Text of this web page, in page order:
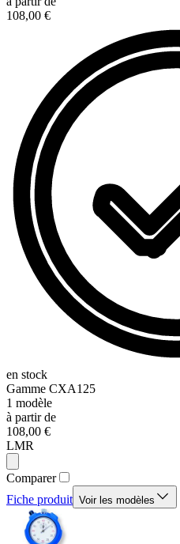
108,00 €
en stock
Gamme CXA125
1 modèle
à partir de
108,00 €
LMR
Comparer
Fiche produit Voir les modèles